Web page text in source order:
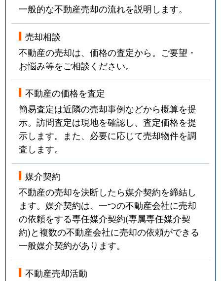
一般的な不動産売却の流れを説明します。
売却相談
不動産の売却は、価格の査定から。ご要望・
お悩み等をご相談ください。
不動産の価格を査定
簡易査定は近隣の売却事例などから概算を提
示。訪問査定は現地を確認し、査定価格を提
示します。また、必要に応じて売却物件を調
査します。
媒介契約
不動産の売却を決断したら媒介契約を締結し
ます。媒介契約は、一つの不動産会社に売却
の依頼をする専任媒介契約(専属専任媒介契
約)と複数の不動産会社に売却の依頼ができる
一般媒介契約があります。
不動産売却活動